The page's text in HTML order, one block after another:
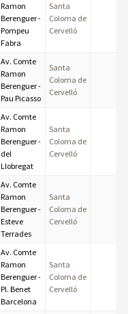
Ramon
Berenguer -
Pompeu
Fabra
Santa
Coloma de
Cervelló
Av. Comte
Ramon
Berenguer -
Pau Picasso
Santa
Coloma de
Cervelló
Av. Comte
Ramon
Berenguer -
del
Llobregat
Santa
Coloma de
Cervelló
Av. Comte
Ramon
Berenguer -
Esteve
Terrades
Santa
Coloma de
Cervelló
Av. Comte
Ramon
Berenguer -
Pl. Benet
Barcelona
Santa
Coloma de
Cervelló